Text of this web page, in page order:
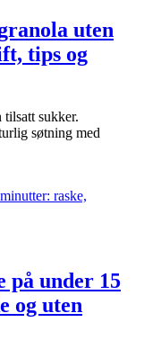
uten
tips og
tilsatt sukker.
søtning med
på under 15
og uten